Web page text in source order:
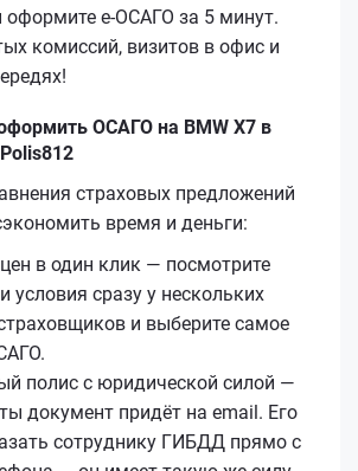
оформите е‑ОСАГО за 5 минут.
комиссий, визитов в офис и
ОСАГО на BMW X7 в
страховых предложений
время и деньги:
в один клик — посмотрите
условия сразу у нескольких
и выберите самое
полис с юридической силой —
документ придёт на email. Его
сотруднику ГИБДД прямо с